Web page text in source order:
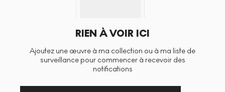
RIEN À VOIR ICI
Ajoutez une œuvre à ma collection ou à ma liste de
surveillance pour commencer à recevoir des
notifications